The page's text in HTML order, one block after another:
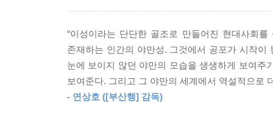
살육 식인하는 일단, 감염자 색출이라는 명분으
독자들은 한국 전쟁을, 한반도의 이데올로기 문제
청정 지대에 다다라 동민이 아이를 무사히 대구
내면을 정면으로 들여다보게 한다.
“이성이라는 단단한 골조로 만들어진 현대사회
존재하는 인간의 야만성. 그것에서 공포가 시작
눈에 보이지 않던 야만의 모습을 생생하게 보여
보여준다. 그리고 그 야만의 세계에서 역설적으로
- 연상호 ([부산행] 감독)